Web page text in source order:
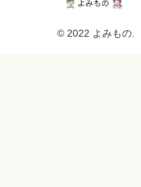
© 2022 よみもの.